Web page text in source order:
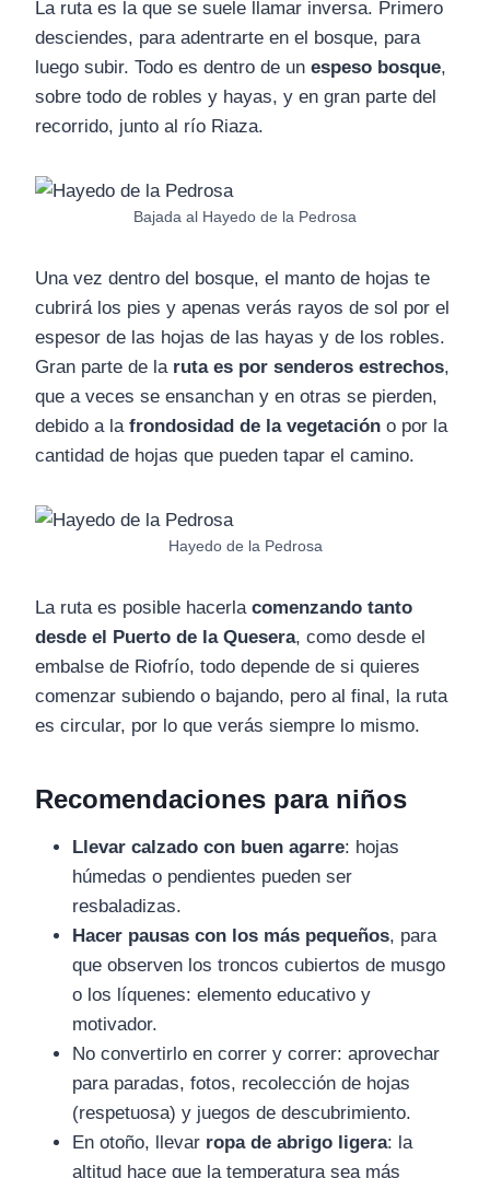
La ruta es la que se suele llamar inversa. Primero
desciendes, para adentrarte en el bosque, para
luego subir. Todo es dentro de un espeso bosque,
sobre todo de robles y hayas, y en gran parte del
recorrido, junto al río Riaza.
Bajada al Hayedo de la Pedrosa
Una vez dentro del bosque, el manto de hojas te
cubrirá los pies y apenas verás rayos de sol por el
espesor de las hojas de las hayas y de los robles.
Gran parte de la ruta es por senderos estrechos,
que a veces se ensanchan y en otras se pierden,
debido a la frondosidad de la vegetación o por la
cantidad de hojas que pueden tapar el camino.
Hayedo de la Pedrosa
La ruta es posible hacerla comenzando tanto
desde el Puerto de la Quesera, como desde el
embalse de Riofrío, todo depende de si quieres
comenzar subiendo o bajando, pero al final, la ruta
es circular, por lo que verás siempre lo mismo.
Recomendaciones para niños
Llevar calzado con buen agarre: hojas
húmedas o pendientes pueden ser
resbaladizas.
Hacer pausas con los más pequeños, para
que observen los troncos cubiertos de musgo
o los líquenes: elemento educativo y
motivador.
No convertirlo en correr y correr: aprovechar
para paradas, fotos, recolección de hojas
(respetuosa) y juegos de descubrimiento.
En otoño, llevar ropa de abrigo ligera: la
altitud hace que la temperatura sea más